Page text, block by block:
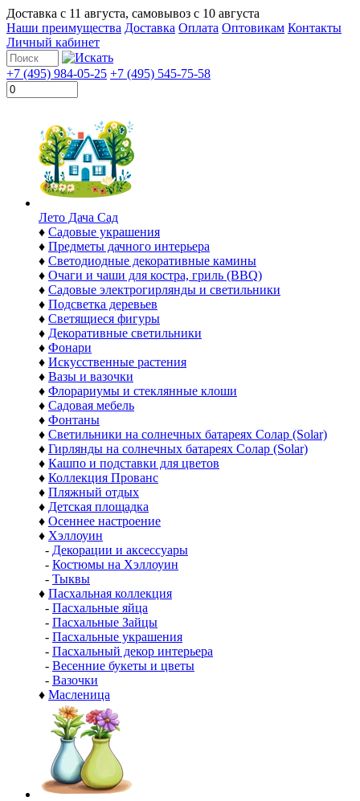
Доставка с 11 августа, самовывоз с 10 августа
Наши преимущества Доставка Оплата Оптовикам Контакты
Личный кабинет
+7 (495) 984-05-25 +7 (495) 545-75-58
Лето Дача Сад
♦ Садовые украшения
♦ Предметы дачного интерьера
♦ Светодиодные декоративные камины
♦ Очаги и чаши для костра, гриль (BBQ)
♦ Садовые электрогирлянды и светильники
♦ Подсветка деревьев
♦ Светящиеся фигуры
♦ Декоративные светильники
♦ Фонари
♦ Искусственные растения
♦ Вазы и вазочки
♦ Флорариумы и стеклянные клоши
♦ Садовая мебель
♦ Фонтаны
♦ Светильники на солнечных батареях Солар (Solar)
♦ Гирлянды на солнечных батареях Солар (Solar)
♦ Кашпо и подставки для цветов
♦ Коллекция Прованс
♦ Пляжный отдых
♦ Детская площадка
♦ Осеннее настроение
♦ Хэллоуин
- Декорации и аксессуары
- Костюмы на Хэллоуин
- Тыквы
♦ Пасхальная коллекция
- Пасхальные яйца
- Пасхальные Зайцы
- Пасхальные украшения
- Пасхальный декор интерьера
- Весенние букеты и цветы
- Вазочки
♦ Масленица